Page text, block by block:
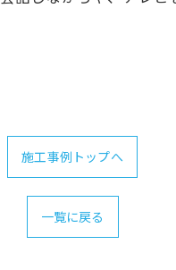
施工事例トップへ
一覧に戻る